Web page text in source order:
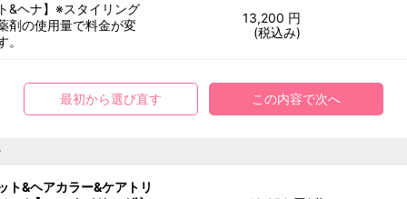
&ヘナ】※スタイリング
剤の使用量で料金が変
。
13,200 円
(税込み)
最初から選び直す この内容で次へ
ト&ヘアカラー&ケアトリ